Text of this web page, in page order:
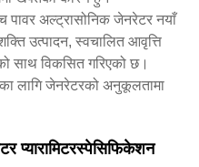
पावर अल्ट्रासोनिक जेनरेटर नयाँ
उत्पादन, स्वचालित आवृत्ति
साथ विकसित गरिएको छ।
लागि जेनरेटरको अनुकूलतामा
प्यारामिटरस्पेसिफिकेशन